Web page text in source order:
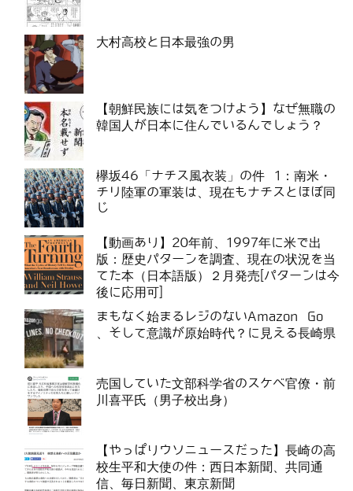
大村高校と日本最強の男
【朝鮮民族には気をつけよう】なぜ無職の
韓国人が日本に住んでいるんでしょう？
欅坂46「ナチス風衣装」の件 1：南米・
チリ陸軍の軍装は、現在もナチスとほぼ同
じ
【動画あり】20年前、1997年に米で出
版：歴史パターンを調査、現在の状況を当
てた本（日本語版）２月発売[パターンは今
後に応用可]
まもなく始まるレジのないAmazon Go
、そして意識が原始時代？に見える長崎県
売国していた文部科学省のスケベ官僚・前
川喜平氏（男子校出身）
【やっぱりウソニュースだった】長崎の高
校生平和大使の件：西日本新聞、共同通
信、毎日新聞、東京新聞